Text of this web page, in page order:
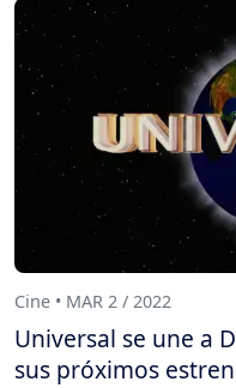
Cine • MAR 2 / 2022
Universal se une a
sus próximos